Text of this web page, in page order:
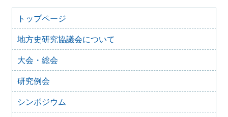
2025年8月10日
「原稿募集」を変更致しました
2025年6月9日
『地方史研究』435号 第75巻第3号 2025年6月
2025年4月9日
『地方史研究』434号 第75巻第2号 2025年4月
2025年2月10日
『地方史研究』433号 第75巻第1号 2025年2月
トップページ
地方史研究協議会について
大会・総会
研究例会
シンポジウム